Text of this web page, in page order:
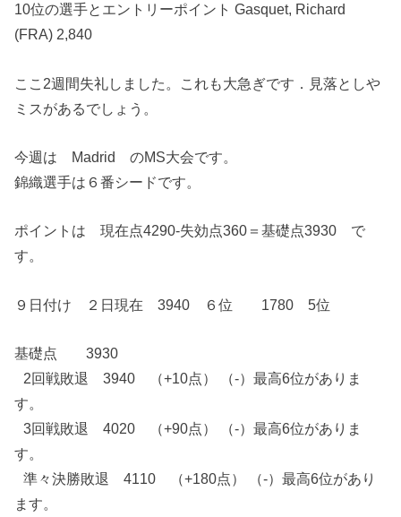
10位の選手とエントリーポイント Gasquet, Richard
(FRA) 2,840
ここ2週間失礼しました。これも大急ぎです．見落としや
ミスがあるでしょう。
今週は Madrid のMS大会です。
錦織選手は６番シードです。
ポイントは 現在点4290-失効点360＝基礎点3930 で
す。
９日付け ２日現在 3940 ６位 1780 5位
基礎点 3930
2回戦敗退 3940 （+10点） （-）最高6位がありま
す。
3回戦敗退 4020 （+90点） （-）最高6位がありま
す。
準々決勝敗退 4110 （+180点） （-）最高6位があり
ます。